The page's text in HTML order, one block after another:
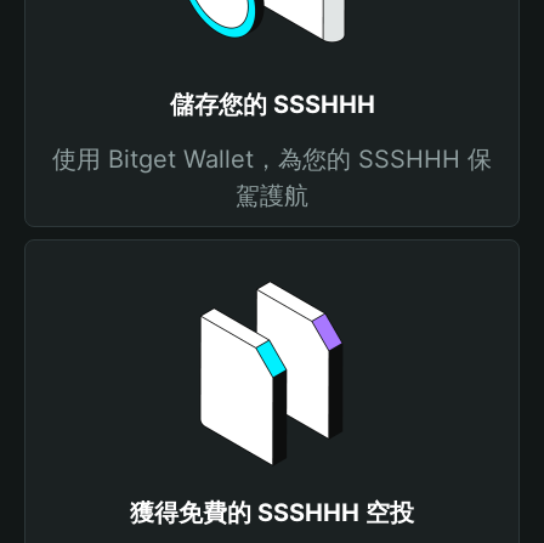
儲存您的 SSSHHH
使用 Bitget Wallet，為您的 SSSHHH 保
駕護航
獲得免費的 SSSHHH 空投